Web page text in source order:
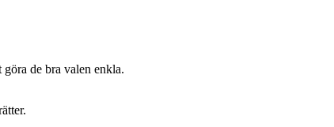
de bra valen enkla.